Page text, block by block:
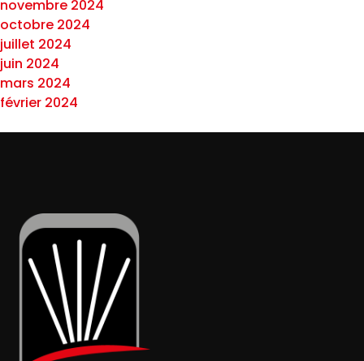
novembre 2024
octobre 2024
juillet 2024
juin 2024
mars 2024
février 2024